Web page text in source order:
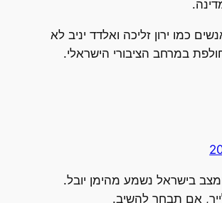
כמו ירון זליכה ואלדד יניב לא
במרחב הציבורי הישראלי.
בישראל נשמע מהימן יובל.
אם תבחר להשיב.